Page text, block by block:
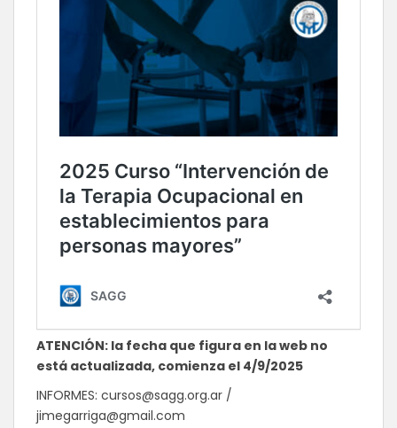
ATENCIÓN: la fecha que figura en la web no
está actualizada, comienza el 4/9/2025
INFORMES: cursos@sagg.org.ar /
jimegarriga@gmail.com